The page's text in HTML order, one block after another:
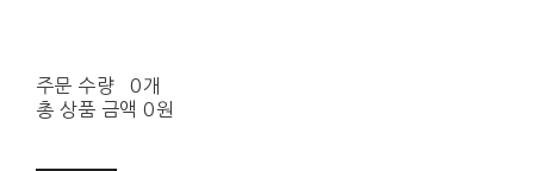
주문 수량
0개
총 상품 금액 0원